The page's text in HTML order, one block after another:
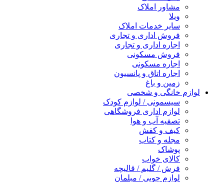
مشاور املاک
ویلا
سایر خدمات املاک
فروش اداری و تجاری
اجاره اداری و تجاری
فروش مسکونی
اجاره مسکونی
اجاره اتاق و پانسیون
زمین و باغ
لوازم خانگی و شخصی
سیسمونی / لوازم کودک
لوازم اداری فروشگاهی
تصفیه آب و هوا
کیف و کفش
مجله و کتاب
پوشاک
کالای خواب
فرش / گلیم / قالیچه
لوازم چوبی / مبلمان